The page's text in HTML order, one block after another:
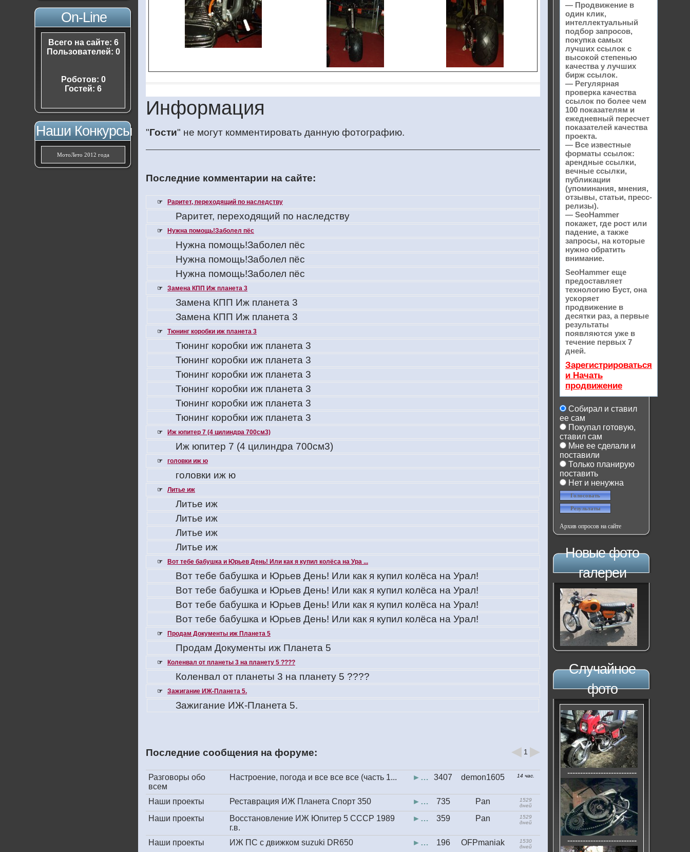
On-Line
Всего на сайте: 6
Пользователей: 0
Роботов: 0
Гостей: 6
Наши Конкурсы
МотоЛето 2012 года
Информация
"Гости" не могут комментировать данную фотографию.
Последние комментарии на сайте:
☞ Раритет, переходящий по наследству
Раритет, переходящий по наследству
☞ Нужна помощь!Заболел пёс
Нужна помощь!Заболел пёс
Нужна помощь!Заболел пёс
Нужна помощь!Заболел пёс
☞ Замена КПП Иж планета 3
Замена КПП Иж планета 3
Замена КПП Иж планета 3
☞ Тюнинг коробки иж планета 3
Тюнинг коробки иж планета 3
Тюнинг коробки иж планета 3
Тюнинг коробки иж планета 3
Тюнинг коробки иж планета 3
Тюнинг коробки иж планета 3
Тюнинг коробки иж планета 3
☞ Иж юпитер 7 (4 цилиндра 700см3)
Иж юпитер 7 (4 цилиндра 700см3)
☞ головки иж ю
головки иж ю
☞ Литье иж
Литье иж
Литье иж
Литье иж
Литье иж
☞ Вот тебе бабушка и Юрьев День! Или как я купил колёса на Ура ...
Вот тебе бабушка и Юрьев День! Или как я купил колёса на Урал!
Вот тебе бабушка и Юрьев День! Или как я купил колёса на Урал!
Вот тебе бабушка и Юрьев День! Или как я купил колёса на Урал!
Вот тебе бабушка и Юрьев День! Или как я купил колёса на Урал!
☞ Продам Документы иж Планета 5
Продам Документы иж Планета 5
☞ Коленвал от планеты 3 на планету 5 ????
Коленвал от планеты 3 на планету 5 ????
☞ Зажигание ИЖ-Планета 5.
Зажигание ИЖ-Планета 5.
Последние сообщения на форуме: 1
Разговоры обо
всем
Настроение, погода и все все все (часть 1... ►… 3407 demon1605 14 час.
Наши проекты Реставрация ИЖ Планета Спорт 350 ►… 735 Pan
1529
дней
Наши проекты
Восстановление ИЖ Юпитер 5 СССР 1989
г.в.
►… 359 Pan
1529
дней
Наши проекты ИЖ ПС с движком suzuki DR650 ►… 196 OFPmaniak
1530
дней
— Продвижение в
один клик,
интеллектуальный
подбор запросов,
покупка самых
лучших ссылок с
высокой степенью
качества у лучших
бирж ссылок.
— Регулярная
проверка качества
ссылок по более чем
100 показателям и
ежедневный пересчет
показателей качества
проекта.
— Все известные
форматы ссылок:
арендные ссылки,
вечные ссылки,
публикации
(упоминания, мнения,
отзывы, статьи, пресс-
релизы).
— SeoHammer
покажет, где рост или
падение, а также
запросы, на которые
нужно обратить
внимание.
SeoHammer еще
предоставляет
технологию Буст, она
ускоряет
продвижение в
десятки раз, а первые
результаты
появляются уже в
течение первых 7
дней.
Зарегистрироваться
и Начать
продвижение
Собирал и ставил
ее сам
Покупал готовую,
ставил сам
Мне ее сделали и
поставили
Только планирую
поставить
Нет и ненужна
Архив опросов на сайте
Новые фото
галереи
Случайное
фото
---------------------------
---------------------------